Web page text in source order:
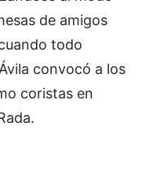
de amigos
todo
convocó a los
coristas en